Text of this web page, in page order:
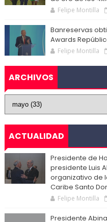
Felipe Montilla
Banreservas
Awards
Felipe Montilla
ARCHIVOS
ACTUALIDAD
Presidente de
presidente Luis
organizativo de
Caribe Santo
Felipe Montilla
Presidente